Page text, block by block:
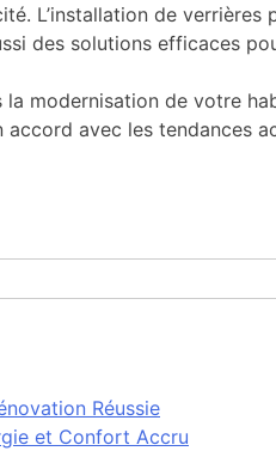
L’installation de
des solutions efficaces
modernisation de votre
avec les tendances
Réussie
et Confort Accru